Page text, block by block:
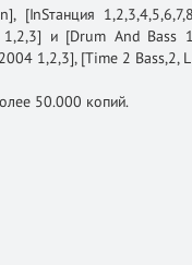
[InSтанция
и [Drum And Bass
1,2,3], [Time 2 Bass,2,
50.000 копий.